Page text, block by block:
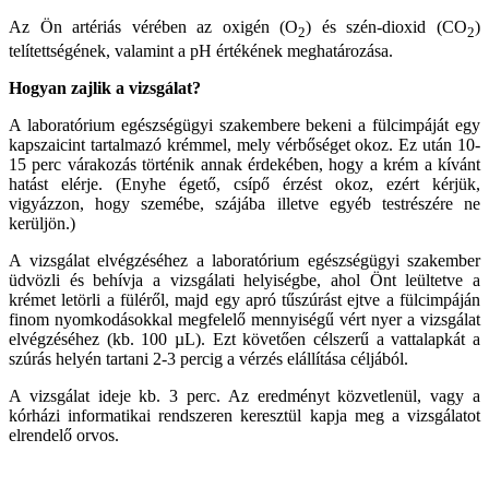
Az Ön artériás vérében az oxigén (O2) és szén-dioxid (CO2)
telítettségének, valamint a pH értékének meghatározása.
Hogyan zajlik a vizsgálat?
A laboratórium egészségügyi szakembere bekeni a fülcimpáját egy
kapszaicint tartalmazó krémmel, mely vérbőséget okoz. Ez után 10-
15 perc várakozás történik annak érdekében, hogy a krém a kívánt
hatást elérje. (Enyhe égető, csípő érzést okoz, ezért kérjük,
vigyázzon, hogy szemébe, szájába illetve egyéb testrészére ne
kerüljön.)
A vizsgálat elvégzéséhez a laboratórium egészségügyi szakember
üdvözli és behívja a vizsgálati helyiségbe, ahol Önt leültetve a
krémet letörli a füléről, majd egy apró tűszúrást ejtve a fülcimpáján
finom nyomkodásokkal megfelelő mennyiségű vért nyer a vizsgálat
elvégzéséhez (kb. 100 µL). Ezt követően célszerű a vattalapkát a
szúrás helyén tartani 2-3 percig a vérzés elállítása céljából.
A vizsgálat ideje kb. 3 perc. Az eredményt közvetlenül, vagy a
kórházi informatikai rendszeren keresztül kapja meg a vizsgálatot
elrendelő orvos.